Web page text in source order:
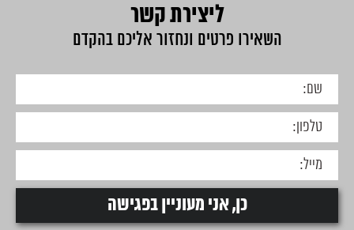
ליצירת קשר
השאירו פרטים ונחזור אליכם בהקדם